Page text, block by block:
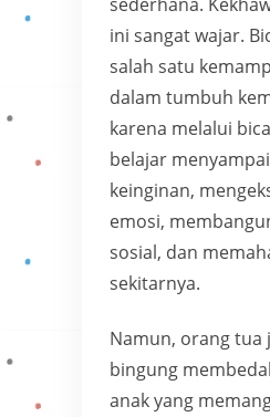
ini sangat wajar.
salah satu
dalam tumbuh
karena melalui
belajar
keinginan,
emosi,
sosial, dan
sekitarnya.
Namun, orang tua
bingung
anak yang